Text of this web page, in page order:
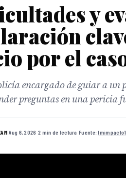
y
por el
encargado de guiar a un
preguntas en una
·Aug 6, 2026 ·2 min de lectura ·Fuente: